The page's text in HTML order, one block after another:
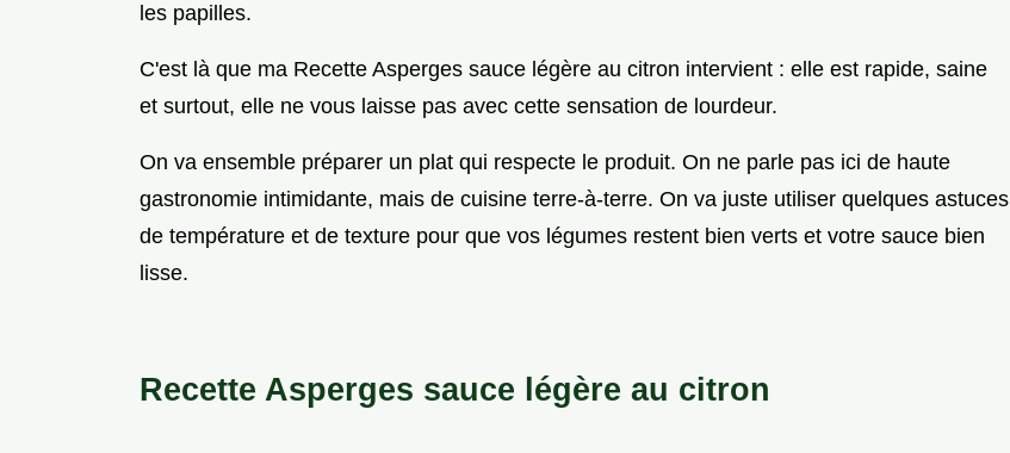
les papilles.
C'est là que ma Recette Asperges sauce légère au citron intervient : elle est rapide, saine
et surtout, elle ne vous laisse pas avec cette sensation de lourdeur.
On va ensemble préparer un plat qui respecte le produit. On ne parle pas ici de haute
gastronomie intimidante, mais de cuisine terre-à-terre. On va juste utiliser quelques astuces
de température et de texture pour que vos légumes restent bien verts et votre sauce bien
lisse.
Recette Asperges sauce légère au citron